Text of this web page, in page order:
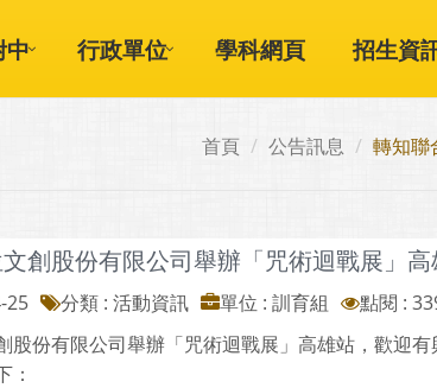
中 行政單位 學科網頁 招生資
首頁 公告訊息 轉知聯
創股份有限公司舉辦「咒術迴戰展」高
25 分類 : 活動資訊 單位 : 訓育組
點閱 :
股份有限公司舉辦「咒術迴戰展」高雄站，歡迎
：